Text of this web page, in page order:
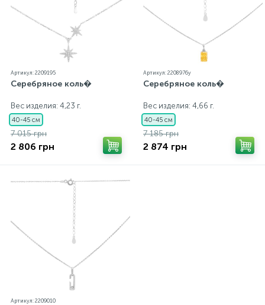
Артикул: 2209195
Серебряное коль�
Вес изделия: 4,23 г.
40-45 см
7 015 грн
2 806 грн
Артикул: 2208976y
Серебряное коль�
Вес изделия: 4,66 г.
40-45 см
7 185 грн
2 874 грн
Артикул: 2209010